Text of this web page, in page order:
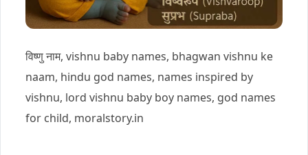
विष्णु नाम, vishnu baby names, bhagwan vishnu ke
naam, hindu god names, names inspired by
vishnu, lord vishnu baby boy names, god names
for child, moralstory.in